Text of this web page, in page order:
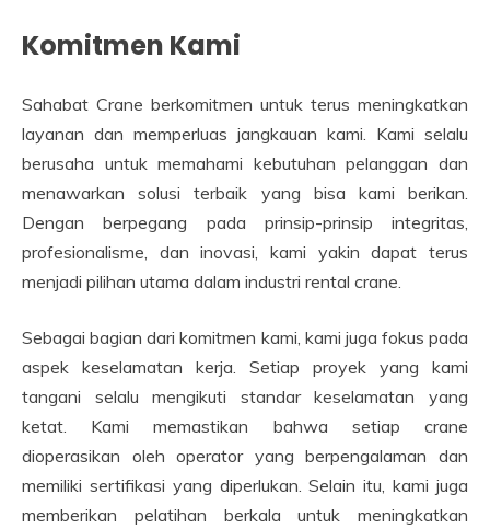
Komitmen Kami
Sahabat Crane berkomitmen untuk terus meningkatkan
layanan dan memperluas jangkauan kami. Kami selalu
berusaha untuk memahami kebutuhan pelanggan dan
menawarkan solusi terbaik yang bisa kami berikan.
Dengan berpegang pada prinsip-prinsip integritas,
profesionalisme, dan inovasi, kami yakin dapat terus
menjadi pilihan utama dalam industri rental crane.
Sebagai bagian dari komitmen kami, kami juga fokus pada
aspek keselamatan kerja. Setiap proyek yang kami
tangani selalu mengikuti standar keselamatan yang
ketat. Kami memastikan bahwa setiap crane
dioperasikan oleh operator yang berpengalaman dan
memiliki sertifikasi yang diperlukan. Selain itu, kami juga
memberikan pelatihan berkala untuk meningkatkan